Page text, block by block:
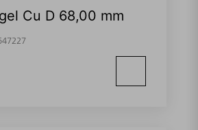
Cu D 68,00 mm